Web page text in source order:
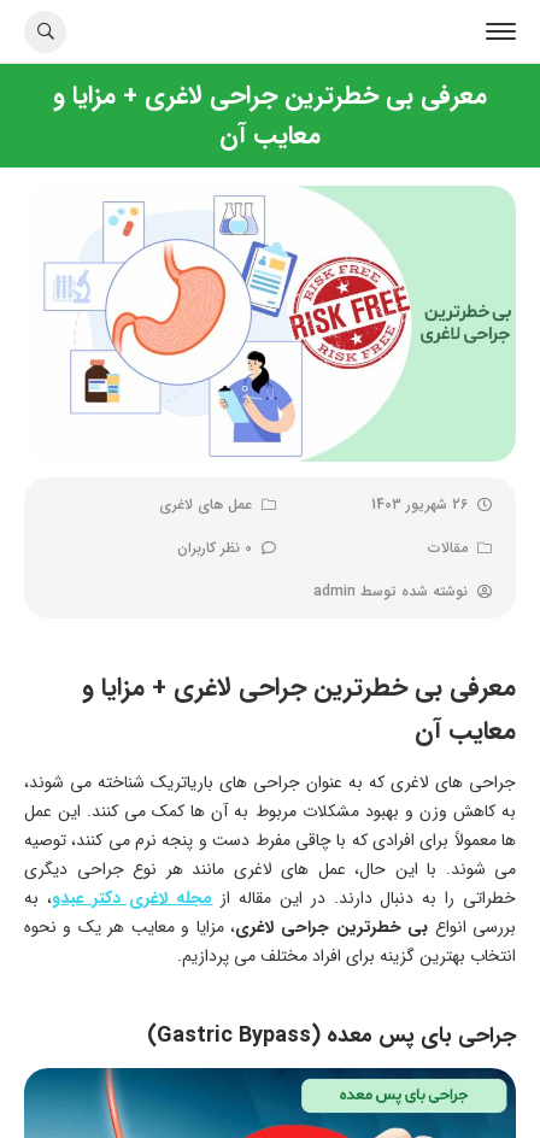
معرفی بی خطرترین جراحی لاغری + مزایا و
معایب آن
26 شهریور 1403
عمل های لاغری
مقالات
0 نظر کاربران
نوشته شده توسط admin
معرفی بی خطرترین جراحی لاغری + مزایا و
معایب آن
جراحی های لاغری که به عنوان جراحی های باریاتریک شناخته می شوند،
به کاهش وزن و بهبود مشکلات مربوط به آن ها کمک می کنند. این عمل
ها معمولاً برای افرادی که با چاقی مفرط دست و پنجه نرم می کنند، توصیه
می شوند. با این حال، عمل های لاغری مانند هر نوع جراحی دیگری
خطراتی را به دنبال دارند. در این مقاله ازمجله لاغری دکتر عبدو، به
بررسی انواع بی خطرترین جراحی لاغری، مزایا و معایب هر یک و نحوه
انتخاب بهترین گزینه برای افراد مختلف می پردازیم.
جراحی بای پس معده (Gastric Bypass)